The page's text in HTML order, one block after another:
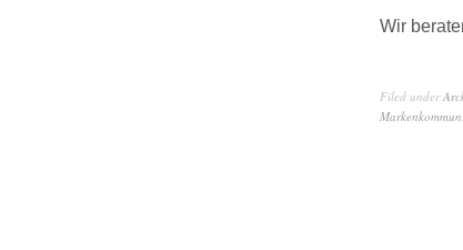
Wir
Filed under